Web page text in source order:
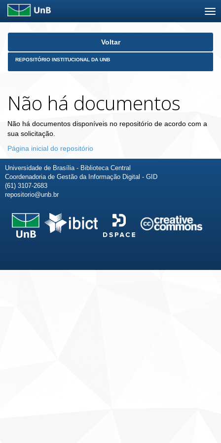
Skip
Voltar
REPOSITÓRIO INSTITUCIONAL DA UNB
Não há documentos
Não há documentos disponíveis no repositório de acordo com a
sua solicitação.
Página inicial do repositório
Universidade de Brasília - Biblioteca Central
Coordenadoria de Gestão da Informação Digital - GID
(61) 3107-2683
repositorio@unb.br